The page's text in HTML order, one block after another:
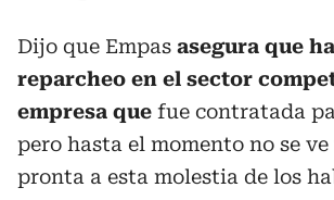
Dijo que Empas asegura que
reparcheo en el sector
empresa que fue contratada
pero hasta el momento no se
pronta a esta molestia de los